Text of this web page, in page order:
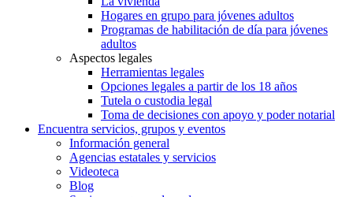
Hogares en grupo para jóvenes adultos
Programas de habilitación de día para jóvenes
adultos
Aspectos legales
Herramientas legales
Opciones legales a partir de los 18 años
Tutela o custodia legal
Toma de decisiones con apoyo y poder notarial
Encuentra servicios, grupos y eventos
Información general
Agencias estatales y servicios
Videoteca
Blog